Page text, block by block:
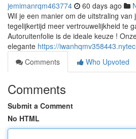
jemimanrqm463774 60 days ago
Wil je een manier om de uitstraling van
tegelijkertijd meer vertrouwelijkheid te
Autoruitenfolie is de ideale keuze !
elegante https://
Comments
Who Upvoted
Comments
Submit a Comment
No HTML